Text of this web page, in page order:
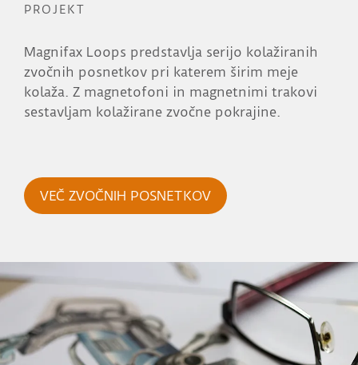
PROJEKT
Magnifax Loops predstavlja serijo kolažiranih
zvočnih posnetkov pri katerem širim meje
kolaža. Z magnetofoni in magnetnimi trakovi
sestavljam kolažirane zvočne pokrajine.
VEČ ZVOČNIH POSNETKOV